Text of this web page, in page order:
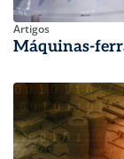
Artigos
Máquinas-